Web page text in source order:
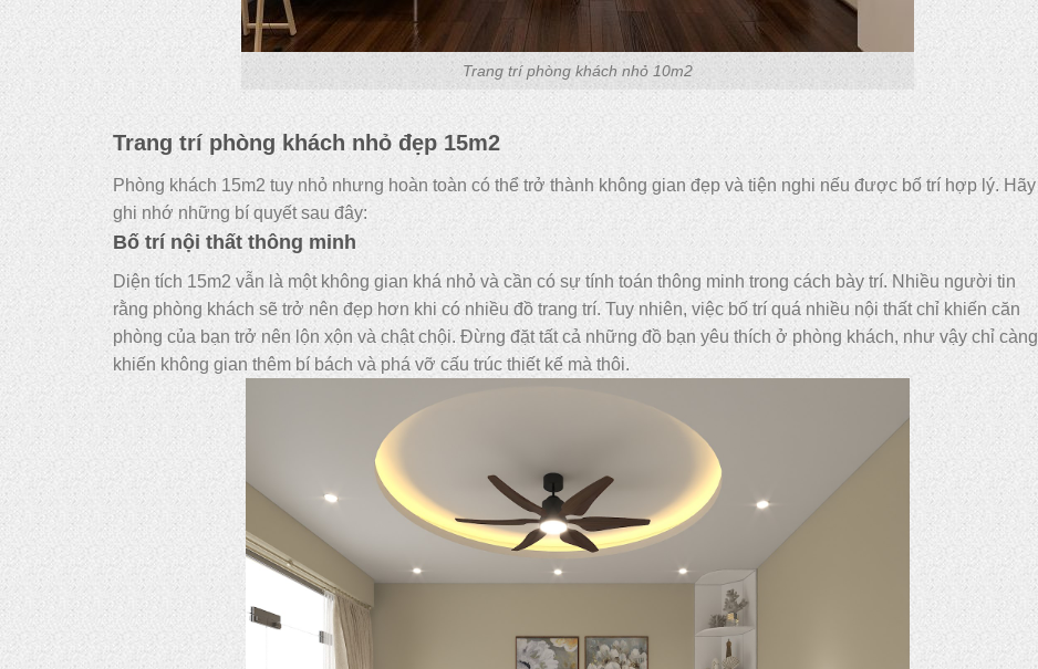
Trang trí phòng khách nhỏ 10m2
Trang trí phòng khách nhỏ đẹp 15m2
Phòng khách 15m2 tuy nhỏ nhưng hoàn toàn có thể trở thành không gian đẹp và tiện nghi nếu được bố trí hợp lý. Hãy
ghi nhớ những bí quyết sau đây:
Bố trí nội thất thông minh
Diện tích 15m2 vẫn là một không gian khá nhỏ và cần có sự tính toán thông minh trong cách bày trí. Nhiều người tin
rằng phòng khách sẽ trở nên đẹp hơn khi có nhiều đồ trang trí. Tuy nhiên, việc bố trí quá nhiều nội thất chỉ khiến căn
phòng của bạn trở nên lộn xộn và chật chội. Đừng đặt tất cả những đồ bạn yêu thích ở phòng khách, như vậy chỉ càng
khiến không gian thêm bí bách và phá vỡ cấu trúc thiết kế mà thôi.